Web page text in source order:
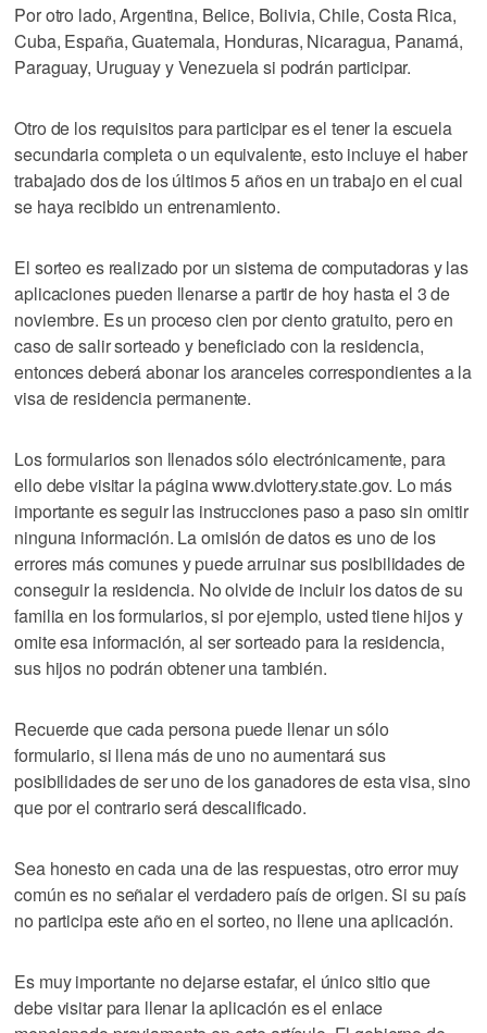
Por otro lado, Argentina, Belice, Bolivia, Chile, Costa Rica,
Cuba, España, Guatemala, Honduras, Nicaragua, Panamá,
Paraguay, Uruguay y Venezuela si podrán participar.
Otro de los requisitos para participar es el tener la escuela
secundaria completa o un equivalente, esto incluye el haber
trabajado dos de los últimos 5 años en un trabajo en el cual
se haya recibido un entrenamiento.
El sorteo es realizado por un sistema de computadoras y las
aplicaciones pueden llenarse a partir de hoy hasta el 3 de
noviembre. Es un proceso cien por ciento gratuito, pero en
caso de salir sorteado y beneficiado con la residencia,
entonces deberá abonar los aranceles correspondientes a la
visa de residencia permanente.
Los formularios son llenados sólo electrónicamente, para
ello debe visitar la página www.dvlottery.state.gov. Lo más
importante es seguir las instrucciones paso a paso sin omitir
ninguna información. La omisión de datos es uno de los
errores más comunes y puede arruinar sus posibilidades de
conseguir la residencia. No olvide de incluir los datos de su
familia en los formularios, si por ejemplo, usted tiene hijos y
omite esa información, al ser sorteado para la residencia,
sus hijos no podrán obtener una también.
Recuerde que cada persona puede llenar un sólo
formulario, si llena más de uno no aumentará sus
posibilidades de ser uno de los ganadores de esta visa, sino
que por el contrario será descalificado.
Sea honesto en cada una de las respuestas, otro error muy
común es no señalar el verdadero país de origen. Si su país
no participa este año en el sorteo, no llene una aplicación.
Es muy importante no dejarse estafar, el único sitio que
debe visitar para llenar la aplicación es el enlace